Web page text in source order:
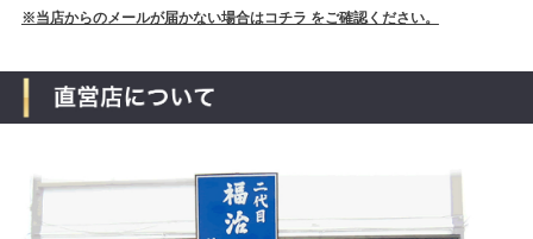
※当店からのメールが届かない場合はコチラ をご確認ください。